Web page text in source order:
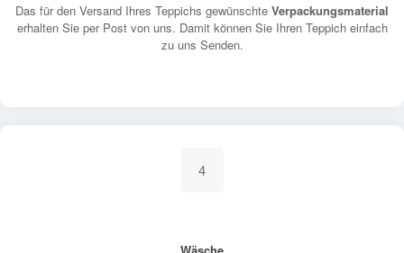
Das für den Versand Ihres Teppichs gewünschte Verpackungsmaterial
erhalten Sie per Post von uns. Damit können Sie Ihren Teppich einfach
zu uns Senden.
4
Wäsche